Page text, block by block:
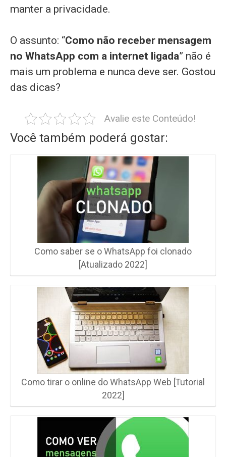
manter a privacidade.
O assunto: “Como não receber mensagem
no WhatsApp com a internet ligada” não é
mais um problema e nunca deve ser. Gostou
das dicas?
Avalie este Conteúdo!
Você também poderá gostar:
Como saber se o WhatsApp foi clonado
[Atualizado 2022]
Como tirar o online do WhatsApp Web [Tutorial
2022]